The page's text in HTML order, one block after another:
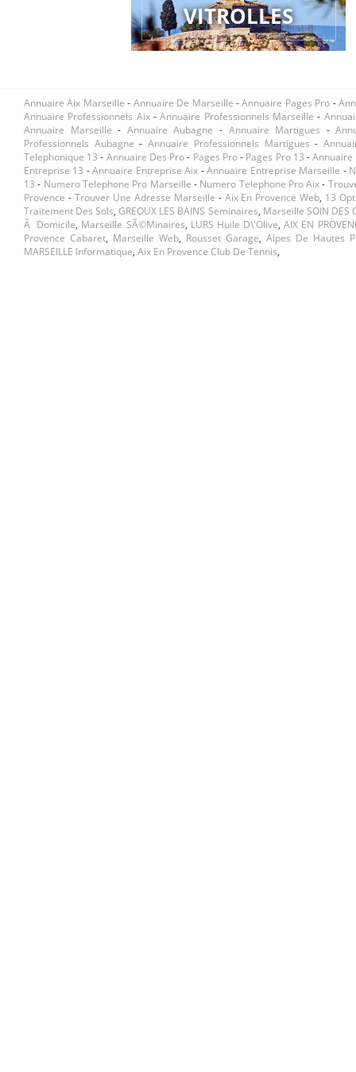
VITROLLES
Annuaire Aix Marseille - Annuaire De Marseille -Annuaire Pages Pro -
Annuaire Professionnels Aix -Annuaire Professionnels Marseille -
Annuaire Marseille - Annuaire Aubagne - Annuaire Martigues -
Professionnels Aubagne -Annuaire Professionnels Martigues -
Telephonique 13 - Annuaire Des Pro- Pages Pro- Pages Pro 13 -Annuaire
Entreprise 13 -Annuaire Entreprise Aix -Annuaire Entreprise Marseille -
13 - Numero Telephone Pro Marseille - Numero Telephone Pro Aix-
Provence - Trouver Une Adresse Marseille - Aix En Provence Web, 13
Traitement Des Sols,GREOUX LES BAINS Seminaires, Marseille SOIN DES
Ã Domicile, Marseille SÃ©minaires, LURS Huile D\'olive,AIX EN
Provence Cabaret, Marseille Web, Rousset Garage, Alpes De Hautes
MARSEILLE Informatique, Aix En Provence Club De Tennis,